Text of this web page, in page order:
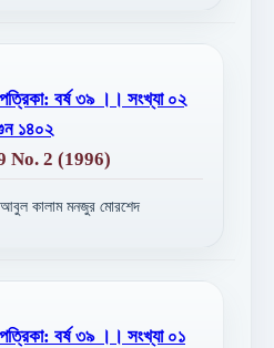
বর্ষ ৩৯ ।। সংখ্যা ০২
১৪০২
No. 2 (1996)
কালাম মনজুর মোরশেদ
বর্ষ ৩৯ ।। সংখ্যা ০১